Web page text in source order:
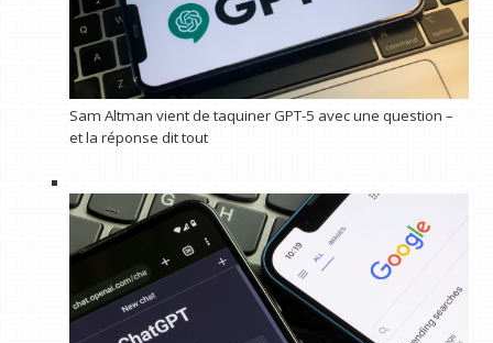
Sam Altman vient de taquiner GPT-5 avec une question –
et la réponse dit tout